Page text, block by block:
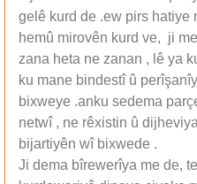
gelê kurd de .ew pirs hatiye
hemû mirovên kurd ve, ji
zana heta ne zanan , lê ya
ku mane bindestî û
bixweye .anku sedema
netwî , ne rêxistin û
bijartiyên wî bixwede .
Ji dema bîrewerîya me de,